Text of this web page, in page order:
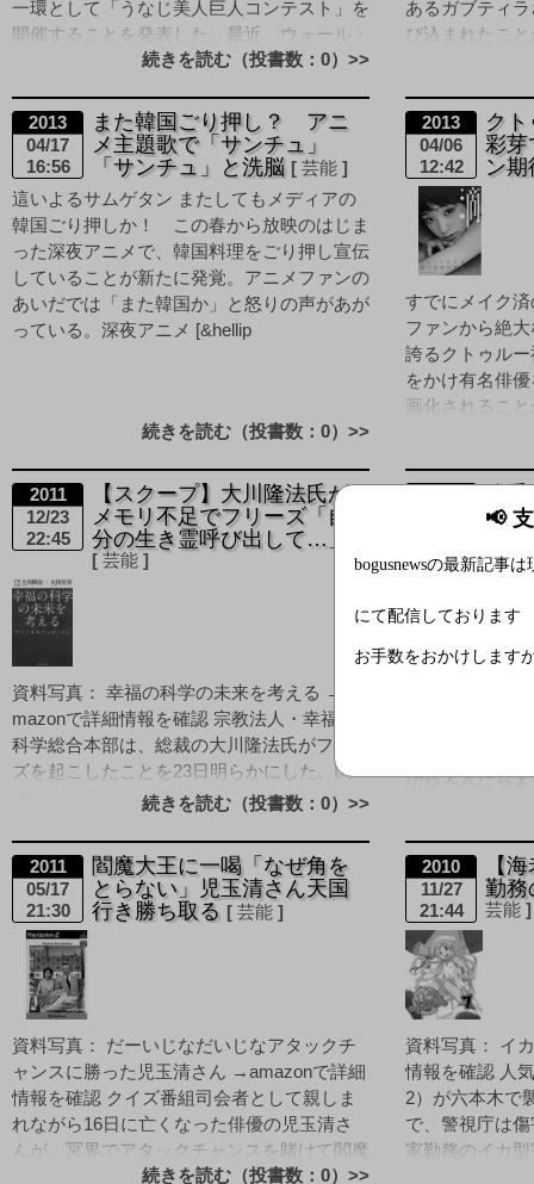
📢
bogusnewsの最新記事は
にて配信しております
お手数をおかけします
一環として「うなじ美人巨人コンテスト」を
開催することを発表した。最近、ウォール・
ローゼ内でも多くの巨 [&hellip続きを読む（投書数：0）>>
あるガブティ
び込まれたこ
2013
04/17
16:56
また韓国ごり押し？ アニ
メ主題歌で「サンチュ」
「サンチュ」と洗脳
芸能
這いよるサムゲタン またしてもメディアの
韓国ごり押しか！ この春から放映のはじま
った深夜アニメで、韓国料理をごり押し宣伝
していることが新たに発覚。アニメファンの
あいだでは「また韓国か」と怒りの声があが
っている。深夜アニメ [&hellip
続きを読む（投書数：0）>>
2013
04/06
12:42
ク
彩
ン
すでにメイク
ファンから絶
誇るクトゥル
をかけ有名俳
画化されるこ
2011
12/23
22:45
【スクープ】大川隆法氏が
メモリ不足でフリーズ「自
分の生き霊呼び出して…」
芸能
資料写真： 幸福の科学の未来を考える → a
mazonで詳細情報を確認 宗教法人・幸福の
科学総合本部は、総裁の大川隆法氏がフリー
ズを起こしたことを23日明らかにした。関
係者は原因について 「自分自身の生き霊を
続きを読む（投書数：0）>>
ーパ
から大人たち
2011
05/17
21:30
閻魔大王に一喝「なぜ角を
とらない」児玉清さん天国
行き勝ち取る
芸能
資料写真： だーいじなだいじなアタックチ
ャンスに勝った児玉清さん →amazonで詳細
情報を確認 クイズ番組司会者として親しま
れながら16日に亡くなった俳優の児玉清さ
んが、冥界でアタックチャンスを賭けて閻魔
大王と世紀の大 [&hellip続きを読む（投書数：0）>>
2010
11/27
21:44
【
勤務
芸能
資料写真： イ
情報を確認 人
2）が六本木で
で、警視庁は
家勤務のイカ